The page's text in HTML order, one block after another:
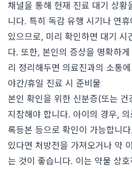
채널을 통해 현재 진료 대기 상황
니다. 특히 독감 유행 시기나 연
있으므로, 미리 확인하면 대기 시
다. 또한, 본인의 증상을 명확하게
리 정리해두면 의료진과의 소통
야간/휴일 진료 시 준비물
본인 확인을 위한 신분증(또는 건
지참해야 합니다. 아이의 경우,
록등본 등으로 확인이 가능합니
있다면 처방전을 가져오거나 약
는 것이 좋습니다. 이는 약물 상